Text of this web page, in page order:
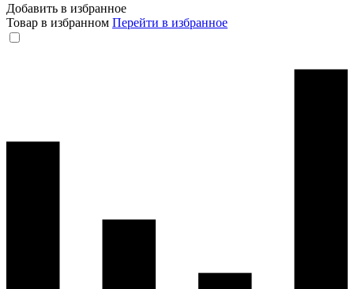
Добавить в избранное
Товар в избранном Перейти в избранное